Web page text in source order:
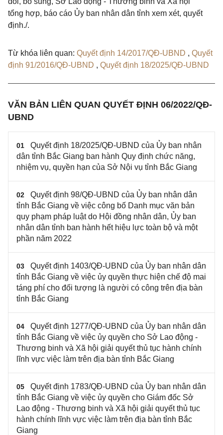
tổng hợp, báo cáo Ủy ban nhân dân tỉnh xem xét, quyết
định./.
Từ khóa liên quan: Quyết định 14/2017/QĐ-UBND , Quyết
định 91/2016/QĐ-UBND , Quyết định 18/2025/QĐ-UBND
VĂN BẢN LIÊN QUAN QUYẾT ĐỊNH 06/2022/QĐ-
UBND
01
Quyết định 18/2025/QĐ-UBND của Ủy ban nhân
dân tỉnh Bắc Giang ban hành Quy định chức năng,
nhiệm vụ, quyền hạn của Sở Nội vụ tỉnh Bắc Giang
02
Quyết định 98/QĐ-UBND của Ủy ban nhân dân
tỉnh Bắc Giang về việc công bố Danh mục văn bản
quy phạm pháp luật do Hội đồng nhân dân, Ủy ban
nhân dân tỉnh ban hành hết hiệu lực toàn bộ và một
phần năm 2022
03
Quyết định 1403/QĐ-UBND của Ủy ban nhân dân
tỉnh Bắc Giang về việc ủy quyền thực hiện chế độ mai
táng phí cho đối tượng là người có công trên địa bàn
tỉnh Bắc Giang
04
Quyết định 1277/QĐ-UBND của Ủy ban nhân dân
tỉnh Bắc Giang về việc ủy quyền cho Sở Lao động -
Thương binh và Xã hội giải quyết thủ tục hành chính
lĩnh vực việc làm trên địa bàn tỉnh Bắc Giang
05
Quyết định 1783/QĐ-UBND của Ủy ban nhân dân
tỉnh Bắc Giang về việc ủy quyền cho Giám đốc Sở
Lao động - Thương binh và Xã hội giải quyết thủ tục
hành chính lĩnh vực việc làm trên địa bàn tỉnh Bắc
Giang